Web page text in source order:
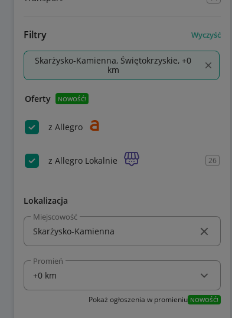
Filtry Wyczyść
Skarżysko-Kamienna, Świętokrzyskie, +0
km
Oferty NOWOŚĆ!
z Allegro
z Allegro Lokalnie 26
Lokalizacja
Miejscowość
Promień
Pokaż ogłoszenia w promieniu NOWOŚĆ!